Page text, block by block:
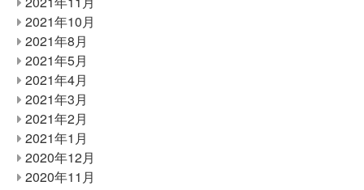
2021年10月
2021年8月
2021年5月
2021年4月
2021年3月
2021年2月
2021年1月
2020年12月
2020年11月